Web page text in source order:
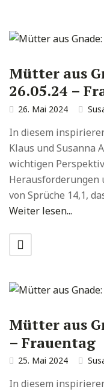
Mütter aus
26.05.24 –
26. Mai 2024
In diesem
Klaus und Susanna
wichtigen
Herausforderungen
von Sprüche 14,1,
Weiter lesen...
Mütter aus
– Frauentag
25. Mai 2024
In diesem